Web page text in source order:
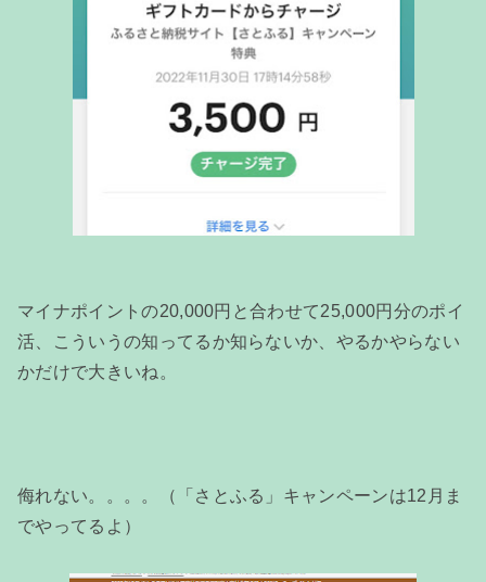
マイナポイントの20,000円と合わせて25,000円分のポイ
活、こういうの知ってるか知らないか、やるかやらない
かだけで大きいね。
侮れない。。。。（「さとふる」キャンペーンは12月ま
でやってるよ）